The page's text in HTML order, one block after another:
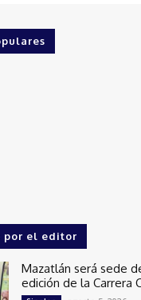
por el editor
Mazatlán será sede
edición de la Carrera